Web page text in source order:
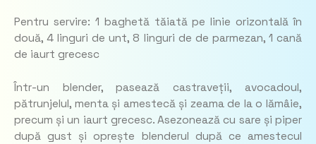
Pentru servire: 1 baghetă tăiată pe linie orizontală în
două, 4 linguri de unt, 8 linguri de de parmezan, 1 cană
de iaurt grecesc
Într-un blender, pasează castraveții, avocadoul,
pătrunjelul, menta și amestecă și zeama de la o lămâie,
precum și un iaurt grecesc. Asezonează cu sare și piper
după gust și oprește blenderul după ce amestecul